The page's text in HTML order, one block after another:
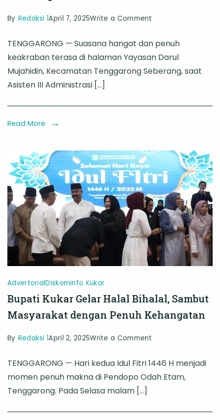
By Redaksi 1April 7, 2025Write a Comment
III
Hadiri
Halal
Yayasan
Ajak
Perkuat
Persaudaraan
dan
Dukungan
Pembangunan
TENGGARONG — Suasana hangat dan penuh
keakraban terasa di halaman Yayasan Darul
Mujahidin, Kecamatan Tenggarong Seberang, saat
Asisten III Administrasi […]
Read More
AdvertorialDiskominfo Kukar
Bupati Kukar Gelar Halal Bihalal, Sambut
Masyarakat dengan Penuh Kehangatan
By Redaksi 1April 2, 2025Write a Comment
Kukar
Gelar
Bihalal,
TENGGARONG — Hari kedua Idul Fitri 1446 H menjadi
momen penuh makna di Pendopo Odah Etam,
Tenggarong. Pada Selasa malam […]